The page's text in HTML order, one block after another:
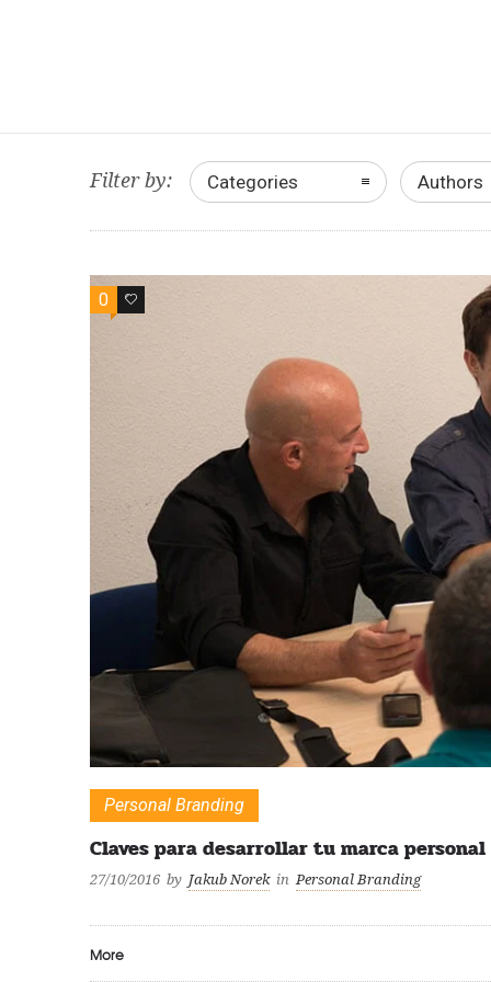
Filter by: Categories Authors
0 1
Personal Branding
Claves para desarrollar tu marca
27/10/2016 by Jakub Norek in Personal Branding
More